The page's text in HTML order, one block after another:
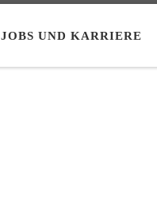
JOBS UND KARRIERE